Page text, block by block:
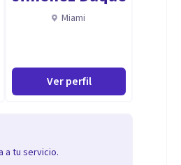
Miami
Ver perfil
a tu servicio.